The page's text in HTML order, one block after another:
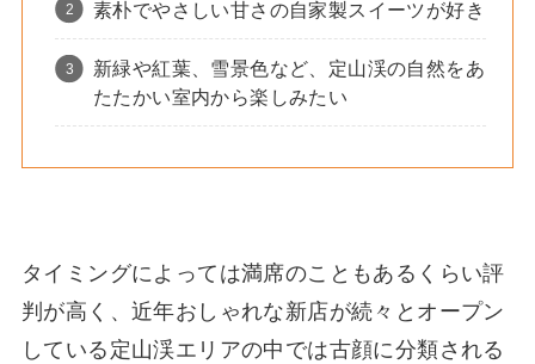
素朴でやさしい甘さの自家製スイーツが好き
新緑や紅葉、雪景色など、定山渓の自然をあ
たたかい室内から楽しみたい
タイミングによっては満席のこともあるくらい評
判が高く、近年おしゃれな新店が続々とオープン
している定山渓エリアの中では古顔に分類される